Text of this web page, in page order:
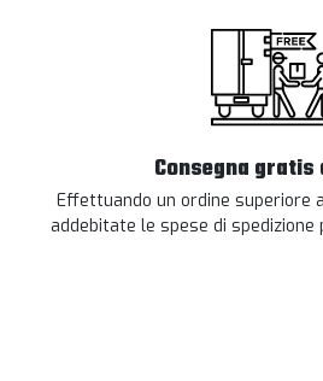
Consegna gratis
Effettuando un ordine superiore
addebitate le spese di spedizione